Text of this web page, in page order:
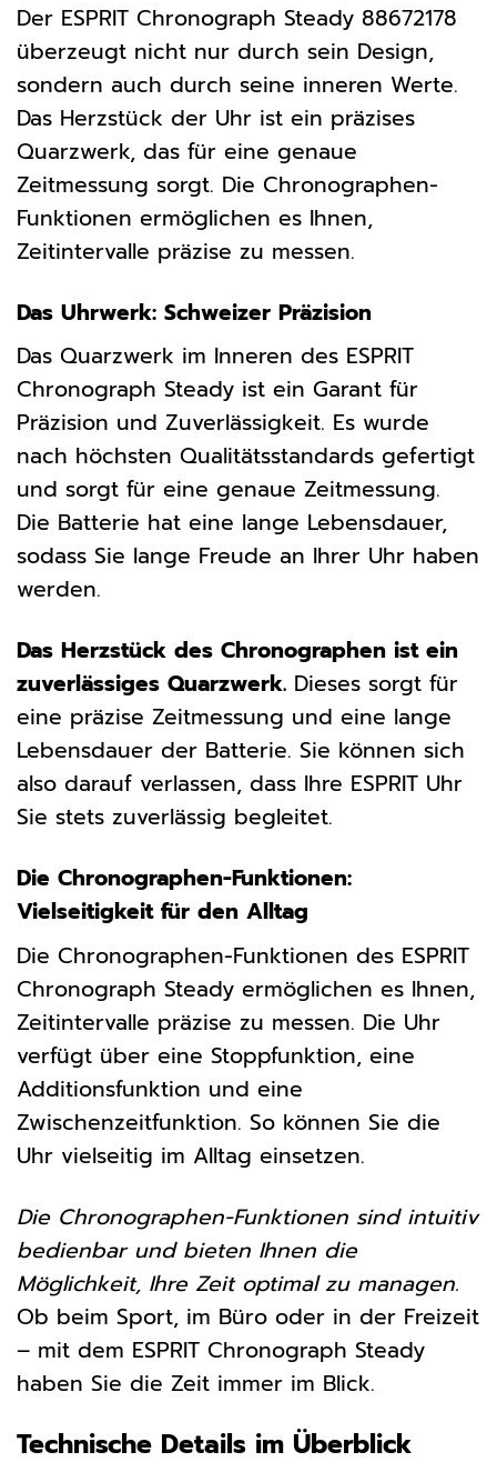
Der ESPRIT Chronograph Steady 88672178
überzeugt nicht nur durch sein Design,
sondern auch durch seine inneren Werte.
Das Herzstück der Uhr ist ein präzises
Quarzwerk, das für eine genaue
Zeitmessung sorgt. Die Chronographen-
Funktionen ermöglichen es Ihnen,
Zeitintervalle präzise zu messen.
Das Uhrwerk: Schweizer Präzision
Das Quarzwerk im Inneren des ESPRIT
Chronograph Steady ist ein Garant für
Präzision und Zuverlässigkeit. Es wurde
nach höchsten Qualitätsstandards gefertigt
und sorgt für eine genaue Zeitmessung.
Die Batterie hat eine lange Lebensdauer,
sodass Sie lange Freude an Ihrer Uhr haben
werden.
Das Herzstück des Chronographen ist ein
zuverlässiges Quarzwerk. Dieses sorgt für
eine präzise Zeitmessung und eine lange
Lebensdauer der Batterie. Sie können sich
also darauf verlassen, dass Ihre ESPRIT Uhr
Sie stets zuverlässig begleitet.
Die Chronographen-Funktionen:
Vielseitigkeit für den Alltag
Die Chronographen-Funktionen des ESPRIT
Chronograph Steady ermöglichen es Ihnen,
Zeitintervalle präzise zu messen. Die Uhr
verfügt über eine Stoppfunktion, eine
Additionsfunktion und eine
Zwischenzeitfunktion. So können Sie die
Uhr vielseitig im Alltag einsetzen.
Die Chronographen-Funktionen sind intuitiv
bedienbar und bieten Ihnen die
Möglichkeit, Ihre Zeit optimal zu managen.
Ob beim Sport, im Büro oder in der Freizeit
– mit dem ESPRIT Chronograph Steady
haben Sie die Zeit immer im Blick.
Technische Details im Überblick